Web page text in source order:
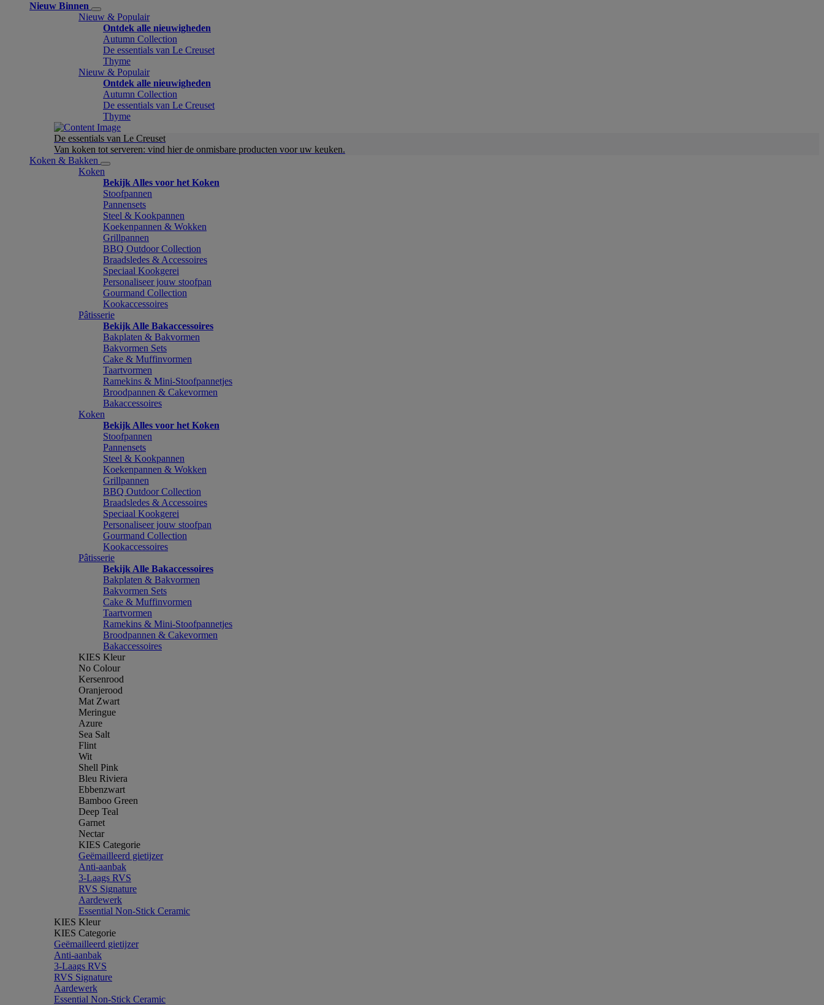
Nieuw Binnen
Nieuw & Populair
Ontdek alle nieuwigheden
Autumn Collection
De essentials van Le Creuset
Thyme
Nieuw & Populair
Ontdek alle nieuwigheden
Autumn Collection
De essentials van Le Creuset
Thyme
De essentials van Le Creuset
Van koken tot serveren: vind hier de onmisbare producten voor uw keuken.
Koken & Bakken
Koken
Bekijk Alles voor het Koken
Stoofpannen
Pannensets
Steel & Kookpannen
Koekenpannen & Wokken
Grillpannen
BBQ Outdoor Collection
Braadsledes & Accessoires
Speciaal Kookgerei
Personaliseer jouw stoofpan
Gourmand Collection
Kookaccessoires
Pâtisserie
Bekijk Alle Bakaccessoires
Bakplaten & Bakvormen
Bakvormen Sets
Cake & Muffinvormen
Taartvormen
Ramekins & Mini-Stoofpannetjes
Broodpannen & Cakevormen
Bakaccessoires
Koken
Bekijk Alles voor het Koken
Stoofpannen
Pannensets
Steel & Kookpannen
Koekenpannen & Wokken
Grillpannen
BBQ Outdoor Collection
Braadsledes & Accessoires
Speciaal Kookgerei
Personaliseer jouw stoofpan
Gourmand Collection
Kookaccessoires
Pâtisserie
Bekijk Alle Bakaccessoires
Bakplaten & Bakvormen
Bakvormen Sets
Cake & Muffinvormen
Taartvormen
Ramekins & Mini-Stoofpannetjes
Broodpannen & Cakevormen
Bakaccessoires
KIES Kleur
No Colour
Kersenrood
Oranjerood
Mat Zwart
Meringue
Azure
Sea Salt
Flint
Wit
Shell Pink
Bleu Riviera
Ebbenzwart
Bamboo Green
Deep Teal
Garnet
Nectar
KIES Categorie
Geëmailleerd gietijzer
Anti-aanbak
3-Laags RVS
RVS Signature
Aardewerk
Essential Non-Stick Ceramic
KIES Kleur
KIES Categorie
Geëmailleerd gietijzer
Anti-aanbak
3-Laags RVS
RVS Signature
Aardewerk
Essential Non-Stick Ceramic